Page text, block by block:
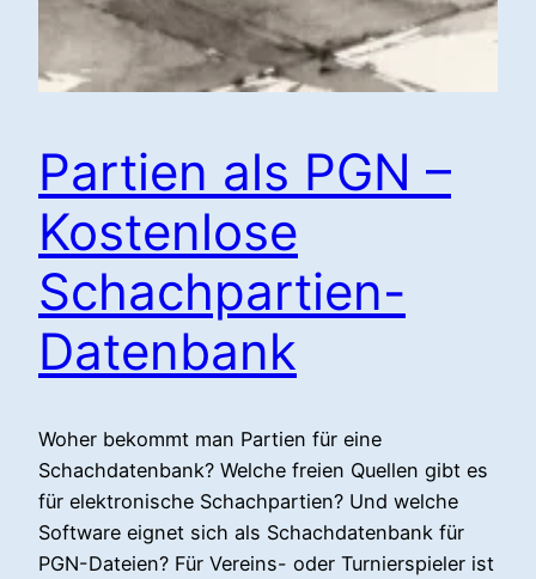
Partien als PGN –
Kostenlose
Schachpartien-
Datenbank
Woher bekommt man Partien für eine
Schachdatenbank? Welche freien Quellen gibt es
für elektronische Schachpartien? Und welche
Software eignet sich als Schachdatenbank für
PGN-Dateien? Für Vereins- oder Turnierspieler ist